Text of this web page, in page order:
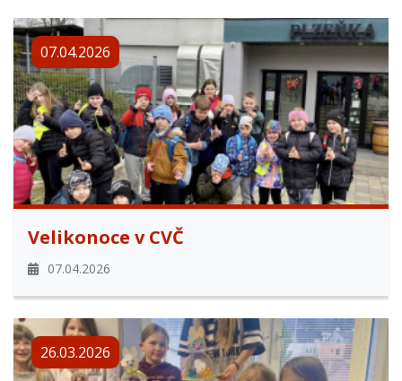
07.04.2026
Velikonoce v CVČ
07.04.2026
26.03.2026